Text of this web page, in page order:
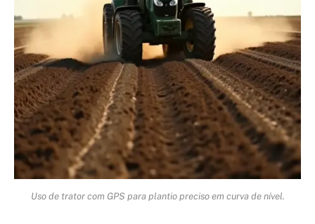
Uso de trator com GPS para plantio preciso em curva de nível.